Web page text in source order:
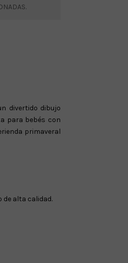
divertido dibujo
para bebés con
primaveral
de alta calidad.